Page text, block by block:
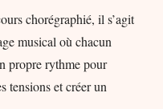
chorégraphié, il s’agit
musical où chacun
propre rythme pour
tensions et créer un